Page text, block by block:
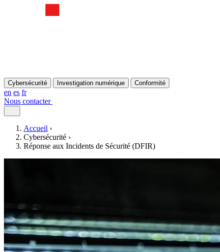
Cybersécurité Investigation numérique Conformité
en es fr
Nous contacter
Accueil ›
Cybersécurité ›
Réponse aux Incidents de Sécurité (DFIR)